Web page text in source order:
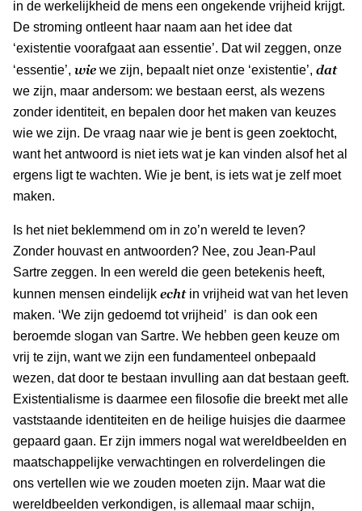
in de werkelijkheid de mens een ongekende vrijheid krijgt.
De stroming ontleent haar naam aan het idee dat
‘existentie voorafgaat aan essentie’. Dat wil zeggen, onze
‘essentie’, wie we zijn, bepaalt niet onze ‘existentie’, dat
we zijn, maar andersom: we bestaan eerst, als wezens
zonder identiteit, en bepalen door het maken van keuzes
wie we zijn. De vraag naar wie je bent is geen zoektocht,
want het antwoord is niet iets wat je kan vinden alsof het al
ergens ligt te wachten. Wie je bent, is iets wat je zelf moet
maken.
Is het niet beklemmend om in zo’n wereld te leven?
Zonder houvast en antwoorden? Nee, zou Jean-Paul
Sartre zeggen. In een wereld die geen betekenis heeft,
kunnen mensen eindelijk echtin vrijheid wat van het leven
maken. ‘We zijn gedoemd tot vrijheid’ is dan ook een
beroemde slogan van Sartre. We hebben geen keuze om
vrij te zijn, want we zijn een fundamenteel onbepaald
wezen, dat door te bestaan invulling aan dat bestaan geeft.
Existentialisme is daarmee een filosofie die breekt met alle
vaststaande identiteiten en de heilige huisjes die daarmee
gepaard gaan. Er zijn immers nogal wat wereldbeelden en
maatschappelijke verwachtingen en rolverdelingen die
ons vertellen wie we zouden moeten zijn. Maar wat die
wereldbeelden verkondigen, is allemaal maar schijn,